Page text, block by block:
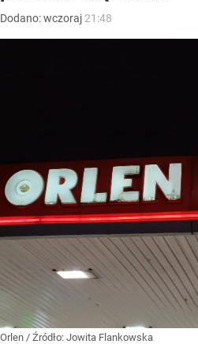
Dodano:wczoraj 21:48
Orlen / Źródło: Jowita Flankowska